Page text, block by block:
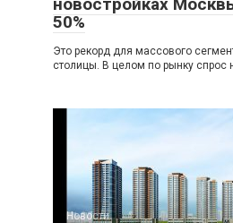
50%
Это рекорд для массового
столицы. В целом по рынку спрос
Новости